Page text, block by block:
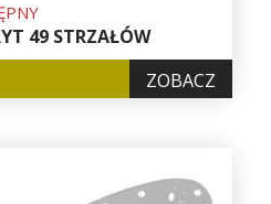
49 STRZAŁÓW
ZOBACZ